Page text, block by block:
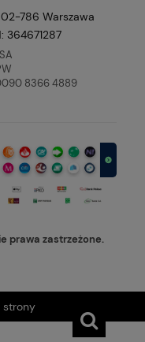
02-786 Warszawa
364671287
8366 4889
prawa zastrzeżone.
strony